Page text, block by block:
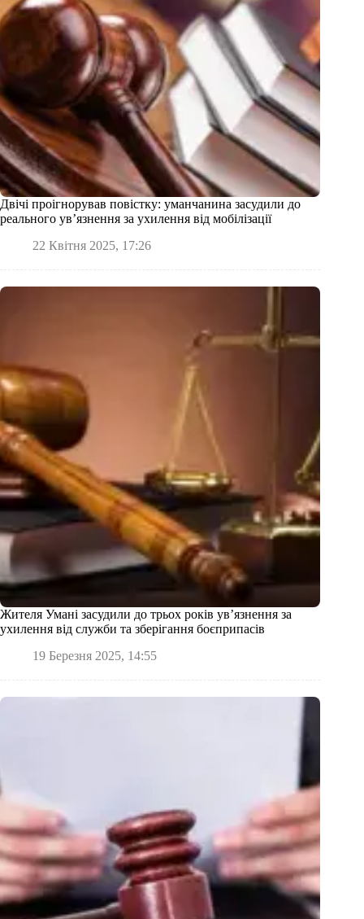
Двічі проігнорував повістку: уманчанина засудили до
реального ув’язнення за ухилення від мобілізації
22 Квітня 2025, 17:26
Жителя Умані засудили до трьох років ув’язнення за
ухилення від служби та зберігання боєприпасів
19 Березня 2025, 14:55